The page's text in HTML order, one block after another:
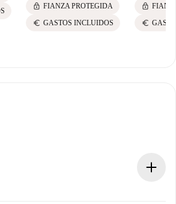
lock FIANZA PROTEGIDA
euro GASTOS INCLUIDOS
lock
euro